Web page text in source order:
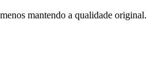
mantendo a qualidade original.